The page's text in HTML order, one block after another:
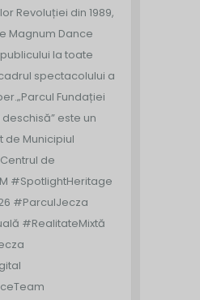
Revoluției din 1989,
Magnum Dance
la toate
spectacolului a
„Parcul Fundației
este un
de Municipiul
de
#SpotlightHeritage
#ParculJecza
#RealitateMixtă